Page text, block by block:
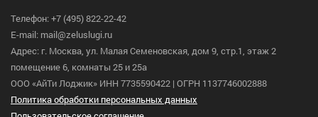
Телефон: +7 (495) 822-22-42
E-mail: mail@zeluslugi.ru
Адрес: г. Москва, ул. Малая Семеновская, дом 9, стр.1, этаж 2
помещение 6, комнаты 25 и 25а
ООО «АйТи Лоджик» ИНН 7735590422 | ОГРН 1137746002888
Политика обработки персональных данных